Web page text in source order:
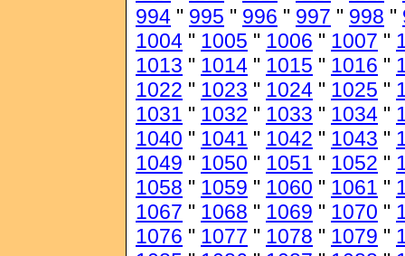
994 " 995 " 996 " 997 " 998 "
1004 " 1005 " 1006 " 1007 "
1013 " 1014 " 1015 " 1016 "
1022 " 1023 " 1024 " 1025 "
1031 " 1032 " 1033 " 1034 "
1040 " 1041 " 1042 " 1043 "
1049 " 1050 " 1051 " 1052 "
1058 " 1059 " 1060 " 1061 "
1067 " 1068 " 1069 " 1070 "
1076 " 1077 " 1078 " 1079 "